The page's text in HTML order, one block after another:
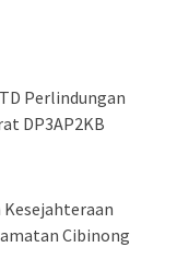
Perlindungan
DP3AP2KB
Kesejahteraan
Cibinong